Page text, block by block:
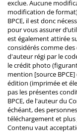
exclue. Aucune
modification de
BPCE, il est donc
pour vous assurer
est également attirée
considérés comme
d'auteur régi par le
le crédit photo
mention [source
édition (imprimée et
pas les présentes
BPCE, de l'auteur du
échéant, des
téléchargement et
Contenu vaut